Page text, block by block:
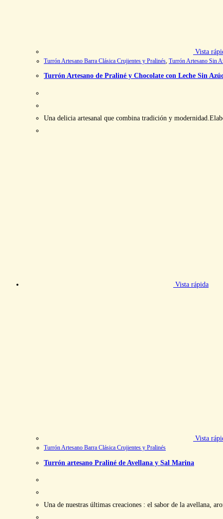
Vista
Turrón Artesano Barra Clásica Crujientes y Pralinés Turrón Artesano Sin
Turrón Artesano de Praliné y Chocolate con Leche Sin
Una delicia artesanal que combina tradición y
Vista rápida
Vista
Turrón Artesano Barra Clásica Crujientes y Pralinés
Turrón artesano Praliné de Avellana y Sal Marina
Una de nuestras últimas creaciones : el sabor de la avellana,